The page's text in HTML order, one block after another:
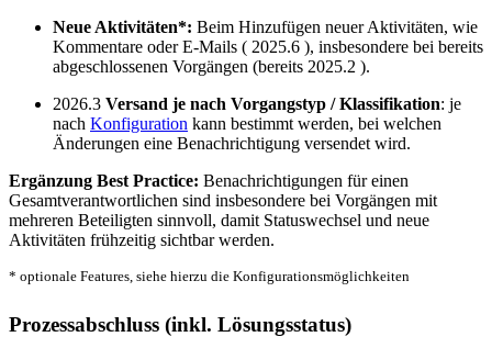
Neue Aktivitäten*: Beim Hinzufügen neuer Aktivitäten, wie
Kommentare oder E-Mails ( 2025.6 ), insbesondere bei bereits
abgeschlossenen Vorgängen (bereits 2025.2 ).
2026.3 Versand je nach Vorgangstyp / Klassifikation: je
nach Konfiguration kann bestimmt werden, bei welchen
Änderungen eine Benachrichtigung versendet wird.
Ergänzung Best Practice: Benachrichtigungen für einen
Gesamtverantwortlichen sind insbesondere bei Vorgängen mit
mehreren Beteiligten sinnvoll, damit Statuswechsel und neue
Aktivitäten frühzeitig sichtbar werden.
* optionale Features, siehe hierzu die Konfigurationsmöglichkeiten
Prozessabschluss (inkl. Lösungsstatus)